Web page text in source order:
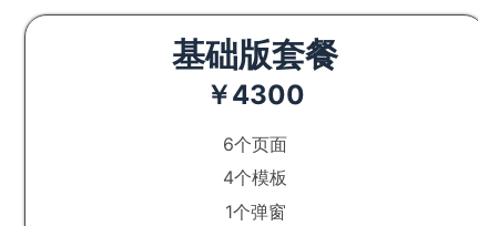
基础版套餐
￥4300
6个页面
4个模板
1个弹窗